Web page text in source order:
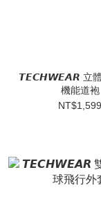
𝙏𝙀𝘾𝙃𝙒𝙀𝘼𝙍 立體口袋戰術
機能道袍
NT$1,599